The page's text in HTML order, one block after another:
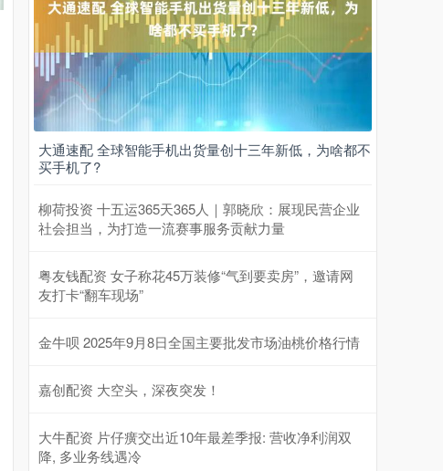
大通速配 全球智能手机出货量创十三年新低，为啥都不
买手机了?
柳荷投资 十五运365天365人｜郭晓欣：展现民营企业
社会担当，为打造一流赛事服务贡献力量
粤友钱配资 女子称花45万装修“气到要卖房”，邀请网
友打卡“翻车现场”
金牛呗 2025年9月8日全国主要批发市场油桃价格行情
嘉创配资 大空头，深夜突发！
大牛配资 片仔癀交出近10年最差季报: 营收净利润双
降, 多业务线遇冷